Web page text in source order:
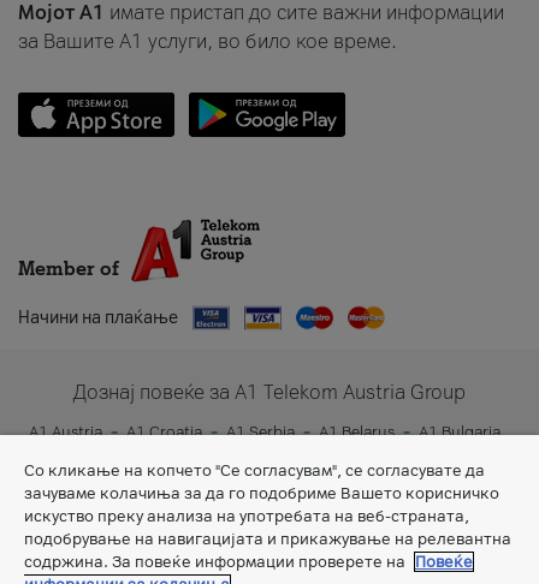
Мојот A1 имате пристап до сите важни информации
за Вашите A1 услуги, во било кое време.
Member of
Начини на плаќање
Дознај повеќе за A1 Telekom Austria Group
A1 Austria A1 Croatia A1 Serbia A1 Belarus
A1 Bulgaria
Со кликање на копчето "Се согласувам", се согласувате да
зачуваме колачиња за да го подобриме Вашето корисничко
искуство преку анализа на употребата на веб-страната,
подобрување на навигацијата и прикажување на релевантна
содржина. За повеќе информации проверете на
Повеќе